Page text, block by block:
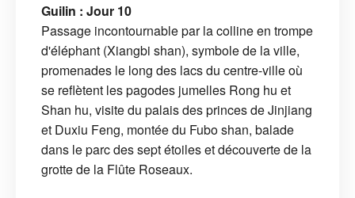
Guilin : Jour 10
Passage incontournable par la colline en trompe
d'éléphant (Xiangbi shan), symbole de la ville,
promenades le long des lacs du centre-ville où
se reflètent les pagodes jumelles Rong hu et
Shan hu, visite du palais des princes de Jinjiang
et Duxiu Feng, montée du Fubo shan, balade
dans le parc des sept étoiles et découverte de la
grotte de la Flûte Roseaux.